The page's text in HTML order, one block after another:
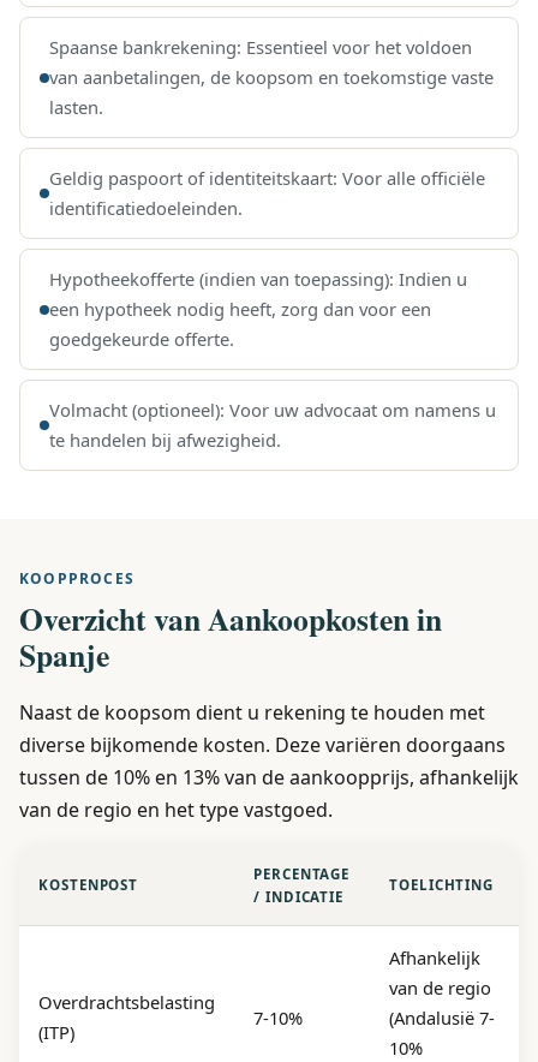
Spaanse bankrekening: Essentieel voor het voldoen
van aanbetalingen, de koopsom en toekomstige vaste
lasten.
Geldig paspoort of identiteitskaart: Voor alle officiële
identificatiedoeleinden.
Hypotheekofferte (indien van toepassing): Indien u
een hypotheek nodig heeft, zorg dan voor een
goedgekeurde offerte.
Volmacht (optioneel): Voor uw advocaat om namens u
te handelen bij afwezigheid.
KOOPPROCES
Overzicht van Aankoopkosten in
Spanje
Naast de koopsom dient u rekening te houden met
diverse bijkomende kosten. Deze variëren doorgaans
tussen de 10% en 13% van de aankoopprijs, afhankelijk
van de regio en het type vastgoed.
KOSTENPOST
PERCENTAGE
/ INDICATIE
TOELICHTING
Overdrachtsbelasting
(ITP)
7-10%
Afhankelijk
van de regio
(Andalusië 7-
10%